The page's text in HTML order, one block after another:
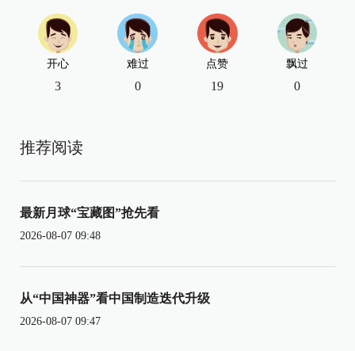
开心
3
难过
0
点赞
19
飘过
0
推荐阅读
最新月球“宝藏图”抢先看
2026-08-07 09:48
从“中国神器”看中国制造迭代升级
2026-08-07 09:47